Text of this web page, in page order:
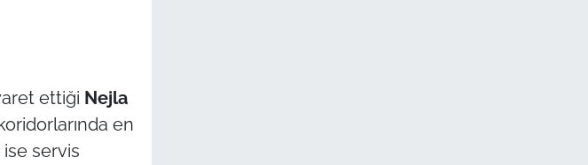
ettiği Nejla
en
ise servis